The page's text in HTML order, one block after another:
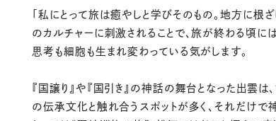
「私にとって旅は癒やしと学びそのもの。地方に根
のカルチャーに刺激されることで、旅が終わる頃に
思考も細胞も生まれ変わっている気がします。
『国譲り』や『国引き』の神話の舞台となった出雲は
の伝承文化と触れ合うスポットが多く、それだけで